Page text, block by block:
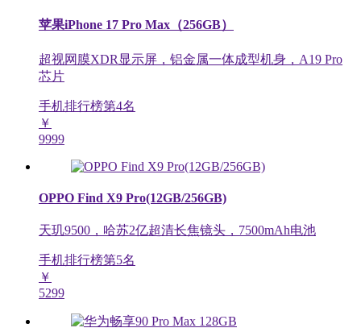
苹果iPhone 17 Pro Max（256GB）
超视网膜XDR显示屏，铝金属一体成型机身，A19 Pro
芯片
手机排行榜第4名
￥
9999
OPPO Find X9 Pro(12GB/256GB)
天玑9500，哈苏2亿超清长焦镜头，7500mAh电池
手机排行榜第5名
￥
5299